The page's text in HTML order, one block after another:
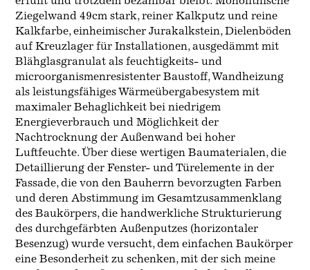
Ziegelwand 49cm stark, reiner Kalkputz und reine
Kalkfarbe, einheimischer Jurakalkstein, Dielenböden
auf Kreuzlager für Installationen, ausgedämmt mit
Blähglasgranulat als feuchtigkeits- und
microorganismenresistenter Baustoff, Wandheizung
als leistungsfähiges Wärmeübergabesystem mit
maximaler Behaglichkeit bei niedrigem
Energieverbrauch und Möglichkeit der
Nachtrocknung der Außenwand bei hoher
Luftfeuchte. Über diese wertigen Baumaterialen, die
Detaillierung der Fenster- und Türelemente in der
Fassade, die von den Bauherrn bevorzugten Farben
und deren Abstimmung im Gesamtzusammenklang
des Baukörpers, die handwerkliche Strukturierung
des durchgefärbten Außenputzes (horizontaler
Besenzug) wurde versucht, dem einfachen Baukörper
eine Besonderheit zu schenken, mit der sich meine